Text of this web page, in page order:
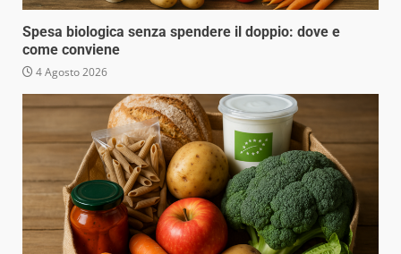
Spesa biologica senza spendere il doppio: dove e
come conviene
4 Agosto 2026